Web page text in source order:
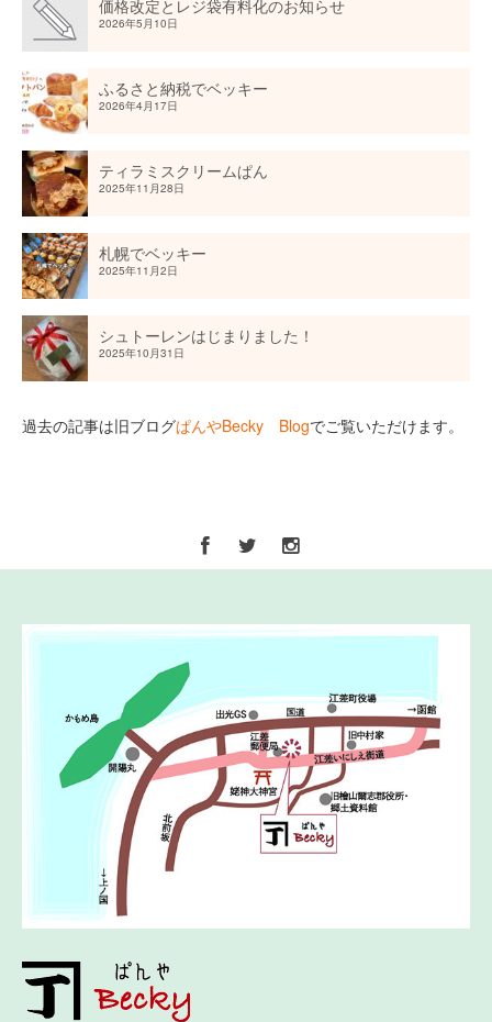
価格改定とレジ袋有料化のお知らせ
2026年5月10日
ふるさと納税でベッキー
2026年4月17日
ティラミスクリームぱん
2025年11月28日
札幌でベッキー
2025年11月2日
シュトーレンはじまりました！
2025年10月31日
過去の記事は旧ブログぱんやBecky Blogでご覧いただけます。